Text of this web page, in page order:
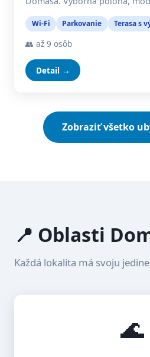
Wi-Fi Parkovanie Terasa s
👥 až 9 osôb
Detail →
Zobraziť všetko
📍 Oblasti
Každá lokalita má svoju
🌊